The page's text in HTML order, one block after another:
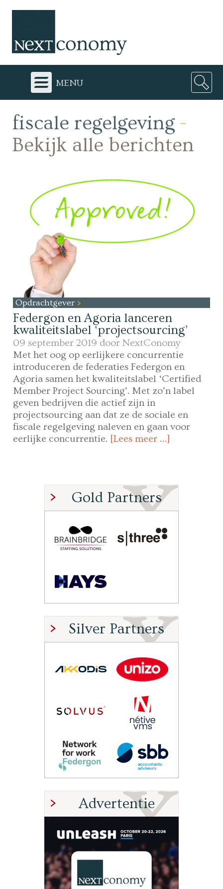
menu
fiscale regelgeving -
Bekijk alle berichten
Opdrachtgever
Federgon en Agoria lanceren
kwaliteitslabel ‘projectsourcing’
09 september 2019 doorNextConomy
Met het oog op eerlijkere concurrentie
introduceren de federaties Federgon en
Agoria samen het kwaliteitslabel ‘Certified
Member Project Sourcing’. Met zo’n label
geven bedrijven die actief zijn in
projectsourcing aan dat ze de sociale en
fiscale regelgeving naleven en gaan voor
eerlijke concurrentie. [Lees meer …]
Gold Partners
Silver Partners
Advertentie